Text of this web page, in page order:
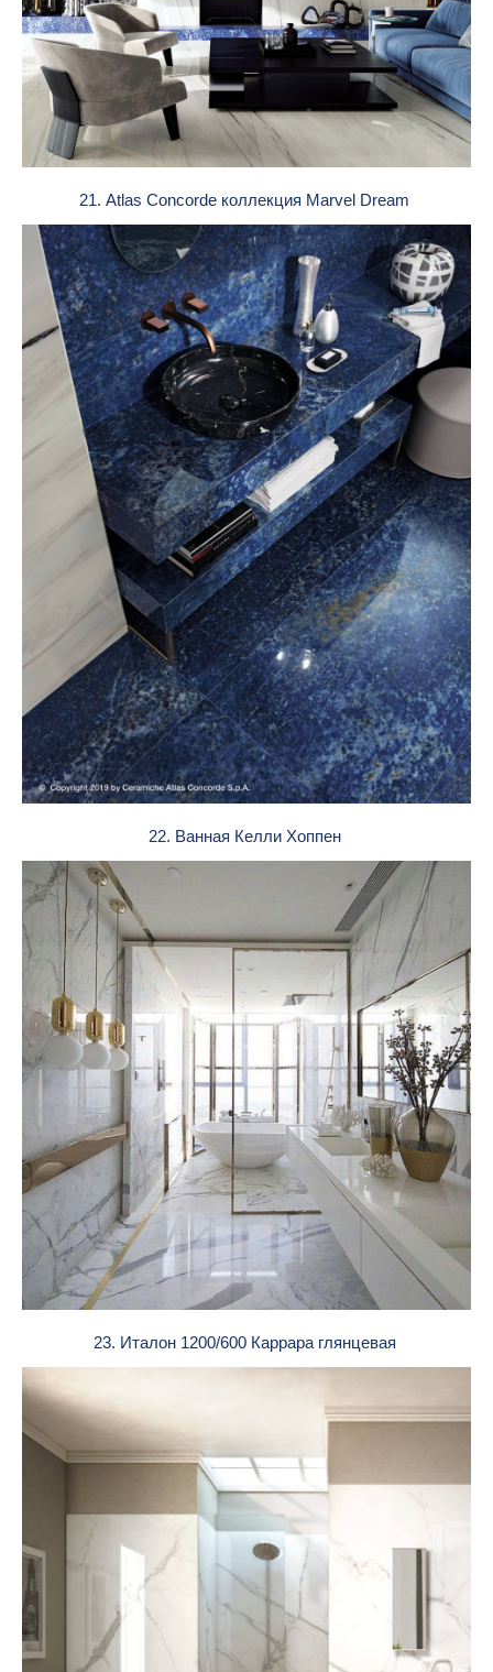
21. Atlas Concorde коллекция Marvel Dream
22. Ванная Келли Хоппен
23. Италон 1200/600 Каррара глянцевая